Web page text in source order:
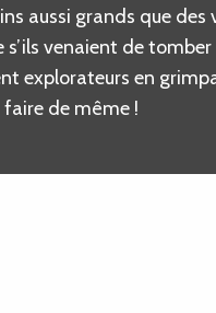
aussi grands que
s’ils venaient de
explorateurs en
de même !